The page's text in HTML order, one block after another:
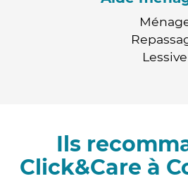
Lessive
Ils
Click&Care à